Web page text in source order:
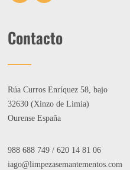
Contacto
Rúa Curros Enríquez 58, bajo
32630 (Xinzo de Limia)
Ourense España
988 688 749 /620 14 81 06
iago@limpezasemantementos.com